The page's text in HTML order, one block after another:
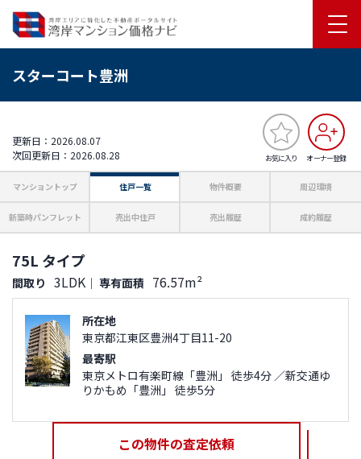
スターコート豊洲
お気に入り オーナー登録
更新日：2026.08.07
次回更新日：2026.08.28
マンショントップ 住戸一覧 物件概要 周辺環境
新築時パンフレット 売出中住戸 売出履歴 成約履歴
75L タイプ
間取り 3LDK ｜ 専有面積 76.57m²
所在地
東京都江東区豊洲4丁目11-20
最寄駅
東京メトロ有楽町線「豊洲」 徒歩4分 ／新交通ゆ
りかもめ「豊洲」 徒歩5分
この物件の査定依頼